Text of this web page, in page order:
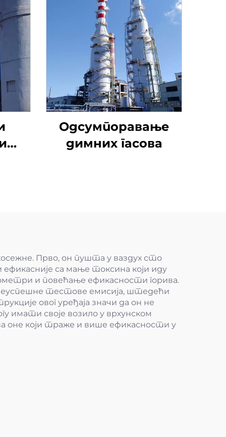
Одсумпоравање
димних гасова
Прво, он пушта у ваздух сто
са мање токсина који иду
и повећање ефикасности горива.
тестове емисија, штедећи
овог уређаја значи да он не
имати своје возило у врхунском
оне који траже и више ефикасности у